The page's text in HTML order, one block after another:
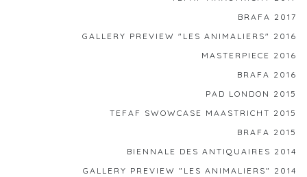
BRAFA 2017
GALLERY PREVIEW "LES ANIMALIERS" 2016
MASTERPIECE 2016
BRAFA 2016
PAD LONDON 2015
TEFAF SWOWCASE MAASTRICHT 2015
BRAFA 2015
BIENNALE DES ANTIQUAIRES 2014
GALLERY PREVIEW "LES ANIMALIERS" 2014